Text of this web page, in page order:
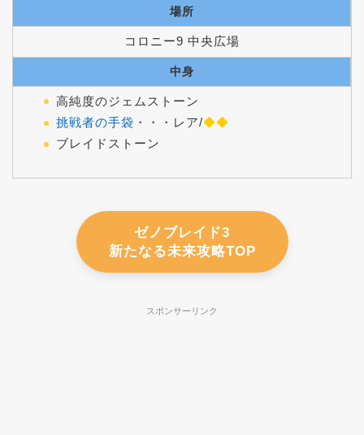
場所
コロニー9 中央広場
中身
高純度のジェムストーン
挑戦者の手袋 ・・・レア/◆◆
ブレイドストーン
ゼノブレイド3
新たなる未来攻略TOP
スポンサーリンク